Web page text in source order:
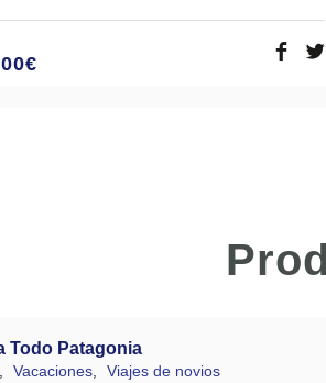
€
Todo Patagonia
, Vacaciones, Viajes de novios